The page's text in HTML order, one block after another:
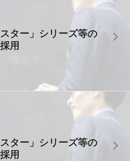
ター」シリーズ等の
用
ター」シリーズ等の
用